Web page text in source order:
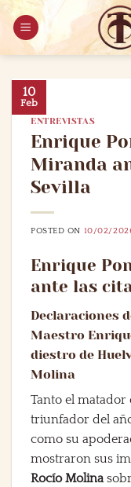
Saltar
contenido
10
Feb
ENTREVISTAS
Enrique
Miranda
Sevilla
POSTED ON 10/02/
Enrique
ante las
Declaraciones
Maestro
diestro de
Molina
Tanto el matador
triunfador del
como su
mostraron sus
Rocío Molina